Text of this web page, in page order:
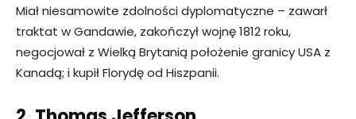
Miał niesamowite zdolności dyplomatyczne – zawarł
traktat w Gandawie, zakończył wojnę 1812 roku,
negocjował z Wielką Brytanią położenie granicy USA z
Kanadą; i kupił Florydę od Hiszpanii.